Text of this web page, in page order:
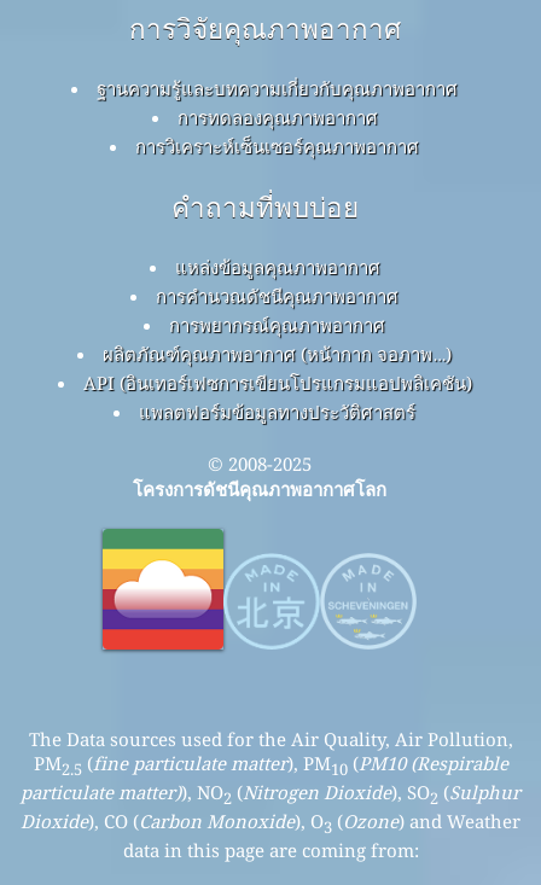
การวิจัยคุณภาพอากาศ
ฐานความรู้และบทความเกี่ยวกับคุณภาพอากาศ
การทดลองคุณภาพอากาศ
การวิเคราะห์เซ็นเซอร์คุณภาพอากาศ
คำถามที่พบบ่อย
แหล่งข้อมูลคุณภาพอากาศ
การคำนวณดัชนีคุณภาพอากาศ
การพยากรณ์คุณภาพอากาศ
ผลิตภัณฑ์คุณภาพอากาศ (หน้ากาก จอภาพ…)
API (อินเทอร์เฟซการเขียนโปรแกรมแอปพลิเคชัน)
แพลตฟอร์มข้อมูลทางประวัติศาสตร์
© 2008-2025
โครงการดัชนีคุณภาพอากาศโลก
The Data sources used for the Air Quality, Air Pollution,
PM2.5 (fine particulate matter), PM10(PM10 (Respirable
particulate matter)), NO2 (Nitrogen Dioxide), SO2 (Sulphur
Dioxide), CO (Carbon Monoxide), O3 (Ozone) and Weather
data in this page are coming from: